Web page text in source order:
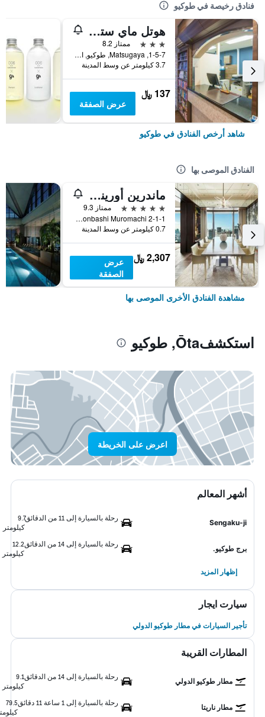
فنادق رخيصة في طوكيو
هوتل ماي ستايز أوينو إناريتشو
3 نجوم
ممتاز 8.2
1-5-7, Matsugaya, طوكيو, اليابان
3.7 كيلومتر عن وسط المدينة
137 ﷼
عرض الصفقة
شاهد أرخص الفنادق في طوكيو
الفنادق الموصى بها
ماندرين أورينتال، طوكيو
5 نجوم
ممتاز 9.3
2-1-1 Nihonbashi Muromachi, طوكيو, اليابان
0.7 كيلومتر عن وسط المدينة
2,307 ﷼
عرض
الصفقة
مشاهدة الفنادق الأخرى الموصى بها
استكشفŌta, طوكيو
اعرض على الخريطة
أشهر المعالم
Sengaku-ji
رحلة بالسيارة إلى 11 من الدقائق
9.7
كيلومتر
برج طوكيو.
رحلة بالسيارة إلى 14 من الدقائق
12.2
كيلومتر
إظهار المزيد
سيارت ايجار
تأجير السيارات في مطار طوكيو الدولي
المطارات القريبة
مطار طوكيو الدولي
رحلة بالسيارة إلى 14 من الدقائق
9.1
كيلومتر
مطار ناريتا
رحلة بالسيارة إلى 1 ساعة 11 دقائق
79.5